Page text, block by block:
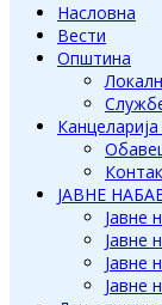
Насловна
Вести
Општина
ЈАВНЕ
Јавне
Јавне
Јавне
Јавне